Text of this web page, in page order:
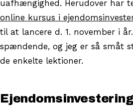
uafhængighed. Herudover har
online kursus i
til at lancere d. 1. november i
spændende, og jeg er så småt
de enkelte lektioner.